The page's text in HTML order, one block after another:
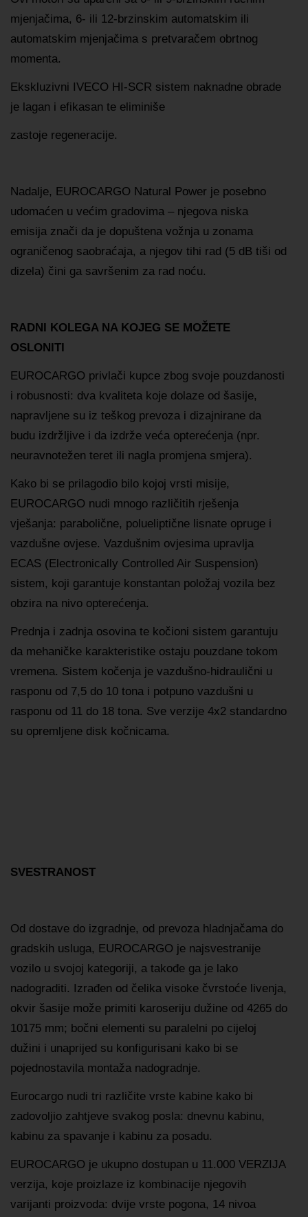
mjenjačima, 6- ili 12-brzinskim automatskim ili
automatskim mjenjačima s pretvaračem obrtnog
momenta.
Ekskluzivni IVECO HI-SCR sistem naknadne obrade
je lagan i efikasan te eliminiše
zastoje regeneracije.
Nadalje, EUROCARGO Natural Power je posebno
udomaćen u većim gradovima – njegova niska
emisija znači da je dopuštena vožnja u zonama
ograničenog saobraćaja, a njegov tihi rad (5 dB tiši od
dizela) čini ga savršenim za rad noću.
RADNI KOLEGA NA KOJEG SE MOŽETE
OSLONITI
EUROCARGO privlači kupce zbog svoje pouzdanosti
i robusnosti: dva kvaliteta koje dolaze od šasije,
napravljene su iz teškog prevoza i dizajnirane da
budu izdržljive i da izdrže veća opterećenja (npr.
neuravnotežen teret ili nagla promjena smjera).
Kako bi se prilagodio bilo kojoj vrsti misije,
EUROCARGO nudi mnogo različitih rješenja
vješanja: parabolične, polueliptične lisnate opruge i
vazdušne ovjese. Vazdušnim ovjesima upravlja
ECAS (Electronically Controlled Air Suspension)
sistem, koji garantuje konstantan položaj vozila bez
obzira na nivo opterećenja.
Prednja i zadnja osovina te kočioni sistem garantuju
da mehaničke karakteristike ostaju pouzdane tokom
vremena. Sistem kočenja je vazdušno-hidraulični u
rasponu od 7,5 do 10 tona i potpuno vazdušni u
rasponu od 11 do 18 tona. Sve verzije 4x2 standardno
su opremljene disk kočnicama.
SVESTRANOST
Od dostave do izgradnje, od prevoza hladnjačama do
gradskih usluga, EUROCARGO je najsvestranije
vozilo u svojoj kategoriji, a takođe ga je lako
nadograditi. Izrađen od čelika visoke čvrstoće livenja,
okvir šasije može primiti karoseriju dužine od 4265 do
10175 mm; bočni elementi su paralelni po cijeloj
dužini i unaprijed su konfigurisani kako bi se
pojednostavila montaža nadogradnje.
Eurocargo nudi tri različite vrste kabine kako bi
zadovoljio zahtjeve svakog posla: dnevnu kabinu,
kabinu za spavanje i kabinu za posadu.
EUROCARGO je ukupno dostupan u 11.000 VERZIJA
verzija, koje proizlaze iz kombinacije njegovih
varijanti proizvoda: dvije vrste pogona, 14 nivoa